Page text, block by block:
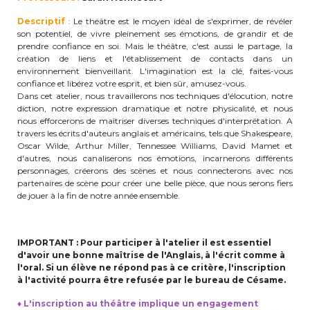
periscolaire.berkendael@apeee-bxl1-
services.be
BE91 3631 6790 0976
Activités périscolaires Uccle
+32 (0)2 375 31 35
cesame@apeee-bxl1-services.be
BE30 3100 2003 2711
Cantine
+32 (0)2 374 76 75
cantine@apeee-bxl1-services.be
Descriptif : Le théâtre est le moyen idéal de s'exprimer, de révéler
son potentiel, de vivre pleinement ses émotions, de grandir et de
prendre confiance en soi. Mais le théâtre, c'est aussi le partage, la
création de liens et l'établissement de contacts dans un
environnement bienveillant. L'imagination est la clé, faites-vous
confiance et libérez votre esprit, et bien sûr, amusez-vous.
Dans cet atelier, nous travaillerons nos techniques d'élocution, notre
diction, notre expression dramatique et notre physicalité, et nous
nous efforcerons de maîtriser diverses techniques d'interprétation. A
travers les écrits d'auteurs anglais et américains, tels que Shakespeare,
Oscar Wilde, Arthur Miller, Tennessee Williams, David Mamet et
d'autres, nous canaliserons nos émotions, incarnerons différents
personnages, créerons des scènes et nous connecterons avec nos
partenaires de scène pour créer une belle pièce, que nous serons fiers
de jouer à la fin de notre année ensemble.
IMPORTANT : Pour participer à l'atelier il est essentiel
d'avoir une bonne maîtrise de l'Anglais, à l'écrit comme à
l'oral. Si un élève ne répond pas à ce critère, l'inscription
à l'activité pourra être refusée par le bureau de Césame.
♦ L'inscription au théâtre implique un engagement